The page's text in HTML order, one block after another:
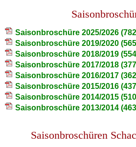
Saisonbroschüre 2025/2026
Saisonbroschüre 2019/2020
Saisonbroschüre 2018/2019
Saisonbroschüre 2017/2018
Saisonbroschüre 2016/2017
Saisonbroschüre 2015/2016
Saisonbroschüre 2014/2015
Saisonbroschüre 2013/2014
Saisonbroschüren